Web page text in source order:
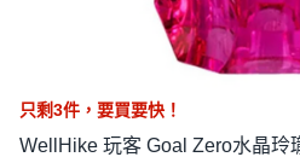
只剩3件， 要買要快！
WellHike 玩客 Goal Zero水晶玲